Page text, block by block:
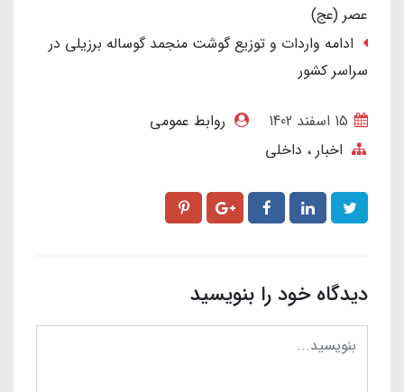
عصر (عج)
ادامه واردات و توزیع گوشت منجمد گوساله برزیلی در
سراسر کشور
روابط عمومی
اخبار
داخلی
دیدگاه خود را بنویسید